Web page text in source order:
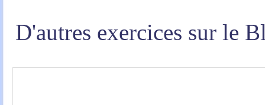
D'autres exercices sur le